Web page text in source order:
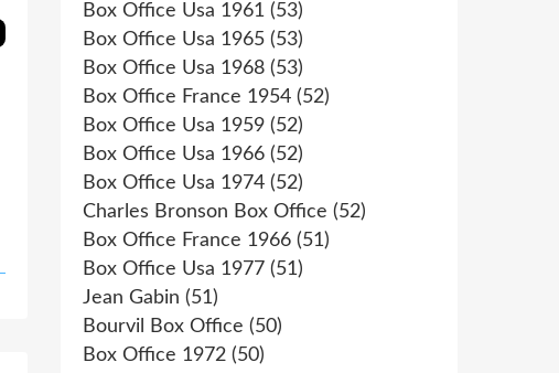
Box Office Usa 1961 (53)
Box Office Usa 1965 (53)
Box Office Usa 1968 (53)
Box Office France 1954 (52)
Box Office Usa 1959 (52)
Box Office Usa 1966 (52)
Box Office Usa 1974 (52)
Charles Bronson Box Office (52)
Box Office France 1966 (51)
Box Office Usa 1977 (51)
Jean Gabin (51)
Bourvil Box Office (50)
Box Office 1972 (50)